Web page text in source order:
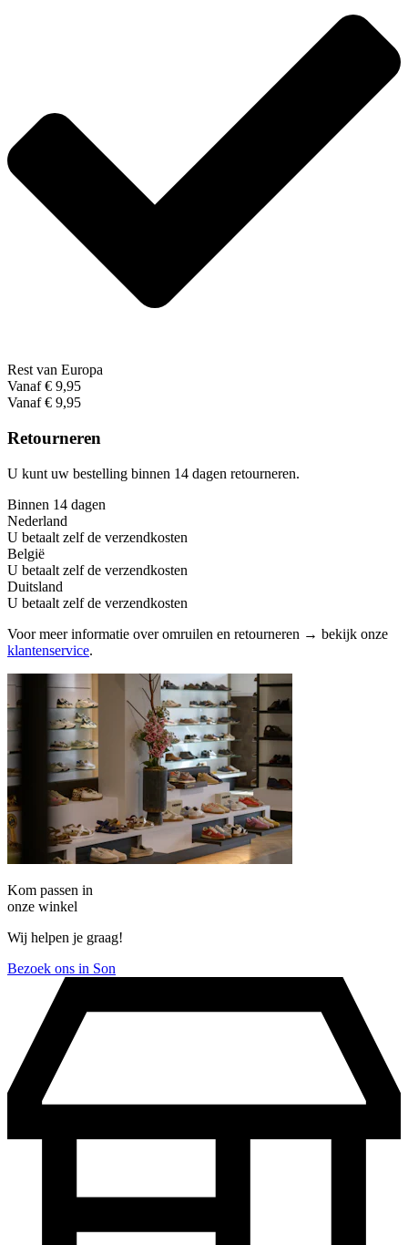
Rest van Europa
Vanaf € 9,95
Vanaf € 9,95
Retourneren
U kunt uw bestelling binnen 14 dagen retourneren.
Binnen 14 dagen
Nederland
U betaalt zelf de verzendkosten
België
U betaalt zelf de verzendkosten
Duitsland
U betaalt zelf de verzendkosten
Voor meer informatie over omruilen en retourneren → bekijk onze
klantenservice.
Kom passen in
onze winkel
Wij helpen je graag!
Bezoek ons in Son